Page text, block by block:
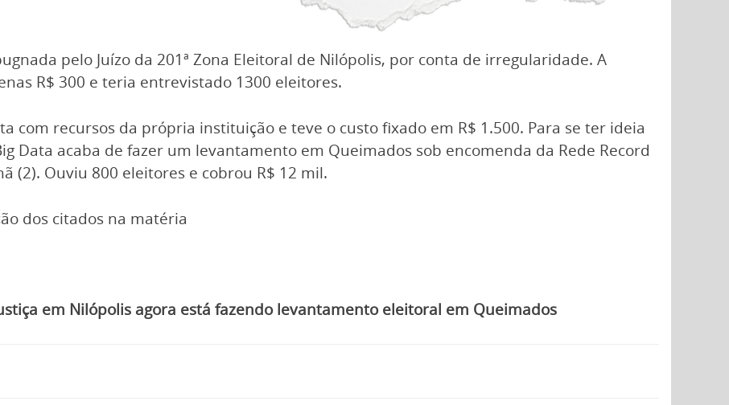
pelo Juízo da 201ª Zona Eleitoral de Nilópolis, por conta de irregularidade. A
R$ 300 e teria entrevistado 1300 eleitores.
com recursos da própria instituição e teve o custo fixado em R$ 1.500. Para se ter ideia
Data acaba de fazer um levantamento em Queimados sob encomenda da Rede Record
(2). Ouviu 800 eleitores e cobrou R$ 12 mil.
dos citados na matéria
em Nilópolis agora está fazendo levantamento eleitoral em Queimados